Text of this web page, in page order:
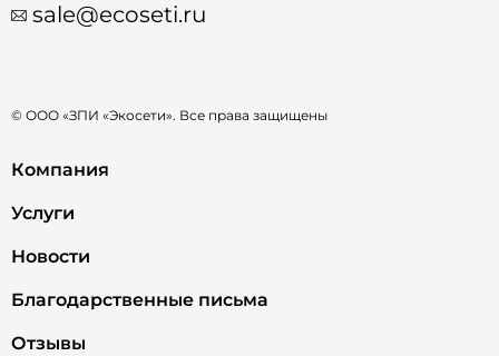
sale@ecoseti.ru
© ООО «ЗПИ «Экосети». Все права защищены
Компания
Услуги
Новости
Благодарственные письма
Отзывы